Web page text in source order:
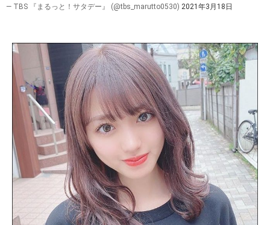
— TBS 『まるっと！サタデー』 (@tbs_marutto0530) 2021年3月18日